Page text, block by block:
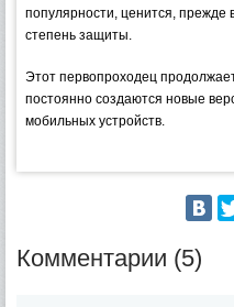
популярности, ценится, прежде
степень защиты.
Этот первопроходец
постоянно создаются новые
мобильных устройств.
Комментарии (5)